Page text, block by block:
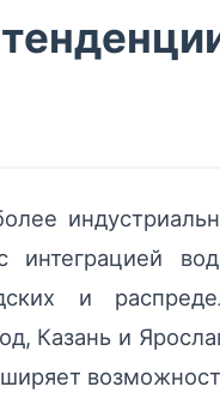
и
Казань и